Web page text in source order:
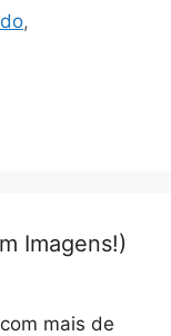
,
Imagens!)
mais de